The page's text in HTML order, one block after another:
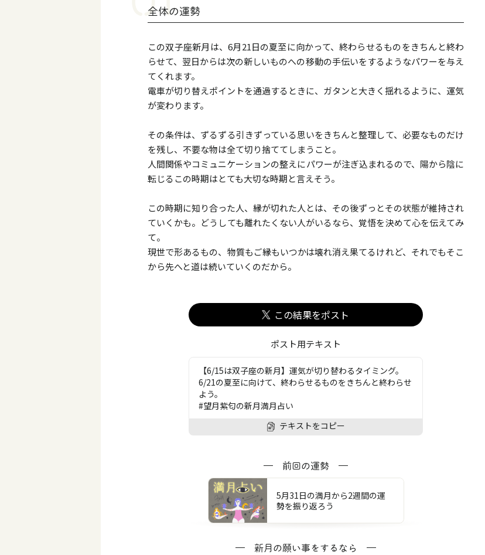
全体の運勢
この双子座新月は、6月21日の夏至に向かって、終わらせるものをきちんと終わ
らせて、翌日からは次の新しいものへの移動の手伝いをするようなパワーを与え
てくれます。
電車が切り替えポイントを通過するときに、ガタンと大きく揺れるように、運気
が変わります。
その条件は、ずるずる引きずっている思いをきちんと整理して、必要なものだけ
を残し、不要な物は全て切り捨ててしまうこと。
人間関係やコミュニケーションの整えにパワーが注ぎ込まれるので、陽から陰に
転じるこの時期はとても大切な時期と言えそう。
この時期に知り合った人、縁が切れた人とは、その後ずっとその状態が維持され
ていくかも。どうしても離れたくない人がいるなら、覚悟を決めて心を伝えてみ
て。
現世で形あるもの、物質もご縁もいつかは壊れ消え果てるけれど、それでもそこ
から先へと道は続いていくのだから。
この結果をポスト
ポスト用テキスト
【6/15は双子座の新月】運気が切り替わるタイミング。
6/21の夏至に向けて、終わらせるものをきちんと終わらせ
よう。
#望月紫匂の新月満月占い
テキストをコピー
前回の運勢
5月31日の満月から2週間の運
勢を振り返ろう
新月の願い事をするなら